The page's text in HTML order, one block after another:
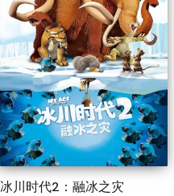
冰川时代2：融冰之灾